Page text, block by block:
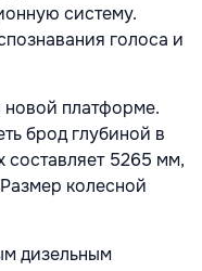
систему.
голоса и
платформе.
брод глубиной в
5265 мм,
колесной
дизельным